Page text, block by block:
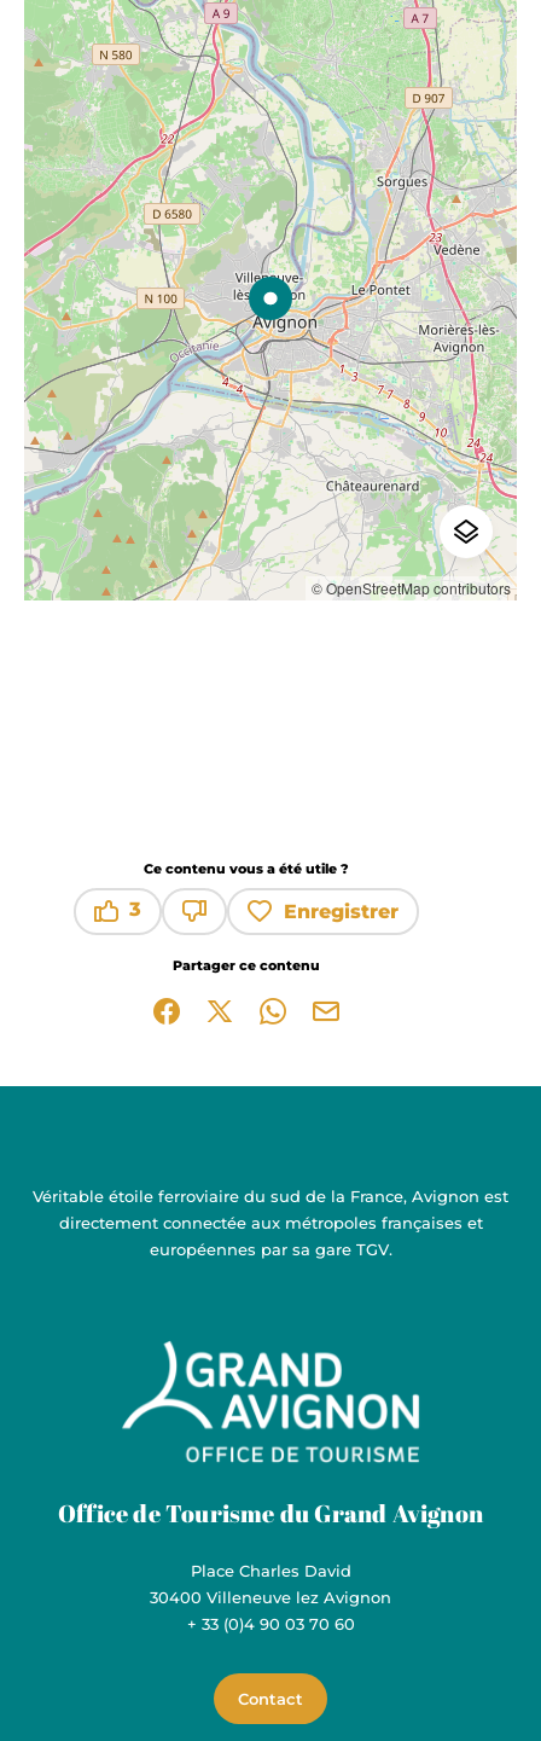
© OpenStreetMap contributors
Ce contenu vous a été utile ?
3 Enregistrer
Partager ce contenu
Partager sur Facebook (nouvelle fenêtre)
Partager sur X / Twitter (nouvelle
Partager sur WhatsApp
Partager par mail
Véritable étoile ferroviaire du sud de la France, Avignon est
directement connectée aux métropoles françaises et
européennes par sa gare TGV.
Grand Avignon Tourisme
Office de Tourisme du Grand Avignon
Place Charles David
30400 Villeneuve lez Avignon
+ 33 (0)4 90 03 70 60
Contact